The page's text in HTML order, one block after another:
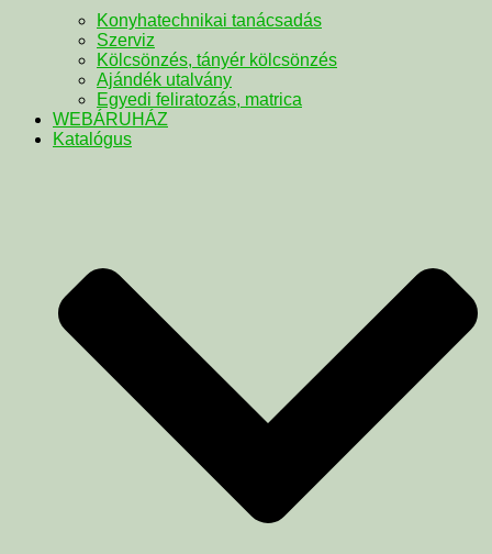
Konyhatechnikai tanácsadás
Szerviz
Kölcsönzés, tányér kölcsönzés
Ajándék utalvány
Egyedi feliratozás, matrica
WEBÁRUHÁZ
Katalógus